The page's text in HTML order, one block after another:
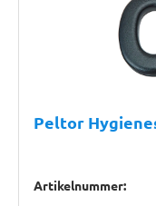
Peltor
Artikelnummer: